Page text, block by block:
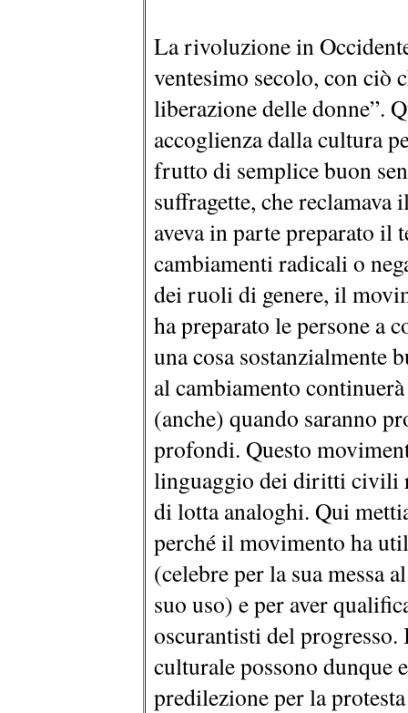
La rivoluzione in
ventesimo secolo, con ciò
liberazione delle donne”.
accoglienza dalla cultura
frutto di semplice buon
suffragette, che
aveva in parte preparato il
cambiamenti radicali o
dei ruoli di genere, il
ha preparato le persone a
una cosa sostanzialmente
al cambiamento
(anche) quando saranno
profondi. Questo
linguaggio dei diritti civili
di lotta analoghi. Qui
perché il movimento ha
(celebre per la sua messa
suo uso) e per aver
oscurantisti del
culturale possono dunque
predilezione per la